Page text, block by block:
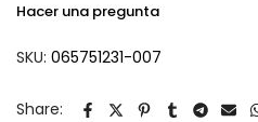
Hacer una pregunta
SKU: 065751231-007
Share: